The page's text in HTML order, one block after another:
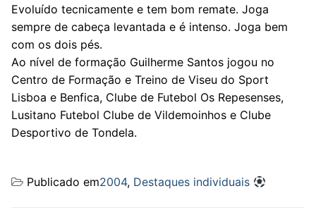
Evoluído tecnicamente e tem bom remate. Joga
sempre de cabeça levantada e é intenso. Joga bem
com os dois pés.
Ao nível de formação Guilherme Santos jogou no
Centro de Formação e Treino de Viseu do Sport
Lisboa e Benfica, Clube de Futebol Os Repesenses,
Lusitano Futebol Clube de Vildemoinhos e Clube
Desportivo de Tondela.
Publicado em2004, Destaques individuais